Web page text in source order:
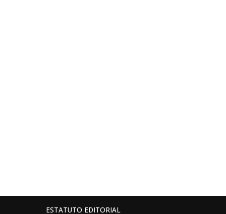
ESTATUTO EDITORIAL